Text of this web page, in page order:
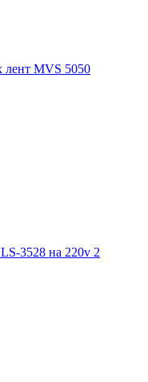
лент MVS 5050
3528 на 220v 2